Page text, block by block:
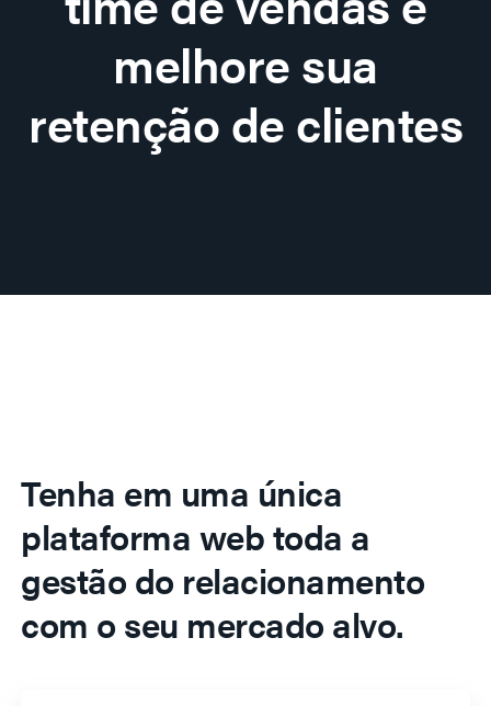
melhore sua
retenção de clientes
Tenha em uma única
plataforma web toda a
gestão do relacionamento
com o seu mercado alvo.